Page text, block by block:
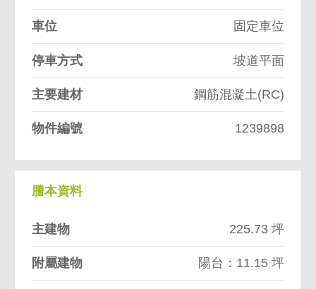
車位 固定車位
停車方式 坡道平面
主要建材 鋼筋混凝土(RC)
物件編號 1239898
謄本資料
主建物 225.73 坪
附屬建物 陽台：11.15 坪